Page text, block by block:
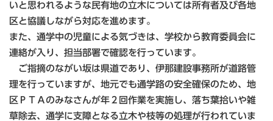
いと思われるような民有地の立木については所有者及び各地
区と協議しながら対応を進めます。
また、通学中の児童による気づきは、学校から教育委員会に
連絡が入り、担当部署で確認を行っています。
ご指摘のながい坂は県道であり、伊那建設事務所が道路管
理を行っていますが、地元でも通学路の安全確保のため、地
区ＰＴＡのみなさんが年２回作業を実施し、落ち葉拾いや雑
草除去、通学に支障となる立木や枝等の処理が行われていま